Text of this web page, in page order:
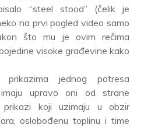
“steel stood” (čelik je
na prvi pogled video samo
što mu je ovim rečima
visoke građevine kako
jednog potresa
upravo oni od strane
prikazi koji uzimaju u obzir
oslobođenu toplinu i time